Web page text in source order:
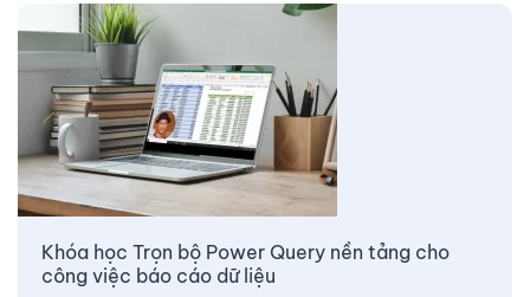
Khóa học Trọn bộ Power Query nền tảng cho
công việc báo cáo dữ liệu